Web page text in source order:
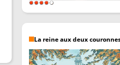
La reine aux deux